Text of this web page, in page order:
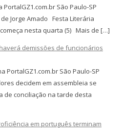
São Paulo-SP
Jorge Amado Festa Literária
nesta quarta (5) Mais de […]
demissões de funcionários
PortalGZ1.com.br São Paulo-SP
decidem em assembleia se
de conciliação na tarde desta
em português terminam